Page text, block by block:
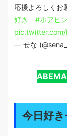
応援よろしくお
好き
#ホアヒ
pic.twitter.com/
— せな
ABEMA
今日好